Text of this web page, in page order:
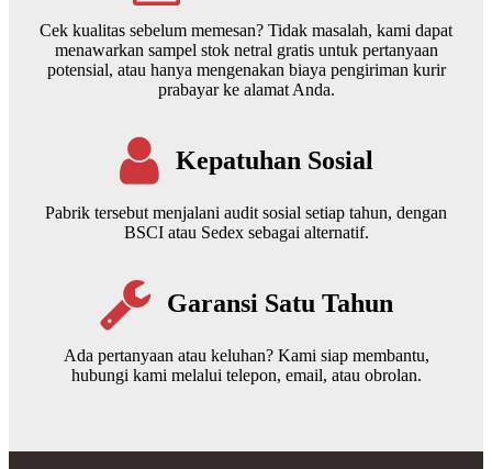
Cek kualitas sebelum memesan? Tidak masalah, kami dapat
menawarkan sampel stok netral gratis untuk pertanyaan
potensial, atau hanya mengenakan biaya pengiriman kurir
prabayar ke alamat Anda.
Kepatuhan Sosial
Pabrik tersebut menjalani audit sosial setiap tahun, dengan
BSCI atau Sedex sebagai alternatif.
Garansi Satu Tahun
Ada pertanyaan atau keluhan? Kami siap membantu,
hubungi kami melalui telepon, email, atau obrolan.